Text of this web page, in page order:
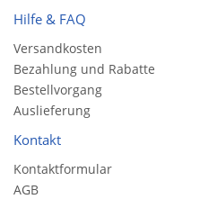
Hilfe & FAQ
Versandkosten
Bezahlung und Rabatte
Bestellvorgang
Auslieferung
Kontakt
Kontaktformular
AGB